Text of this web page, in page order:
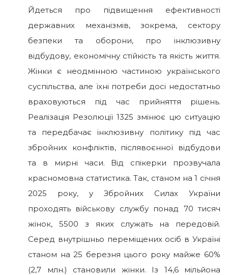
Йдеться про підвищення ефективності
державних механізмів, зокрема, сектору
безпеки та оборони, про інклюзивну
відбудову, економічну стійкість та якість життя.
Жінки є неодмінною частиною українського
суспільства, але їхні потреби досі недостатньо
враховуються під час прийняття рішень.
Реалізація Резолюції 1325 змінює цю ситуацію
та передбачає інклюзивну політику під час
збройних конфліктів, післявоєнної відбудови
та в мирні часи. Від спікерки прозвучала
красномовна статистика. Так, станом на 1 січня
2025 року, у Збройних Силах України
проходять військову службу понад 70 тисяч
жінок, 5500 з яких служать на передовій.
Серед внутрішньо переміщених осіб в Україні
станом на 25 березня цього року майже 60%
(2,7 млн.) становили жінки. Із 14,6 мільйона